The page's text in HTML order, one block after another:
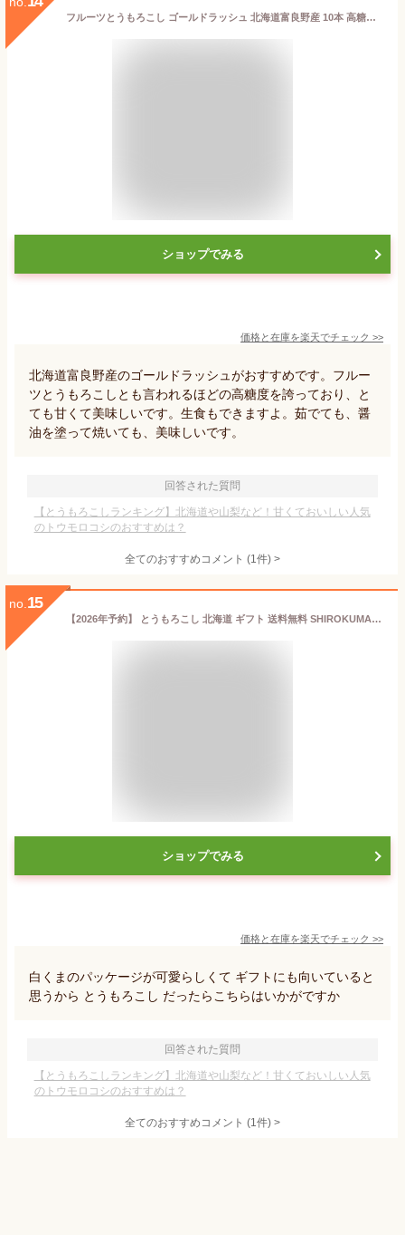
フルーツとうもろこし ゴールドラッシュ 北海道富良野産 10本 高糖度 生食可 送料無料
ショップでみる
価格と在庫を楽天でチェック >>
北海道富良野産のゴールドラッシュがおすすめです。フルー
ツとうもろこしとも言われるほどの高糖度を誇っており、と
ても甘くて美味しいです。生食もできますよ。茹でても、醤
油を塗って焼いても、美味しいです。
回答された質問
【とうもろこしランキング】北海道や山梨など！甘くておいしい人気
のトウモロコシのおすすめは？
全てのおすすめコメント (1件) >
no. 15
【2026年予約】 とうもろこし 北海道 ギフト 送料無料 SHIROKUMA SWEET 北海道産 イエローコーン＆ホワイトコーン (6本入・10本入) / トウモロコシ とうきび 白いとうもろこし 食べ比べ ピュアホワイト ホワイトショコラ ホワイトコーン 白い 白 黄 シロクマ 夏 旬 tp3
ショップでみる
価格と在庫を楽天でチェック >>
白くまのパッケージが可愛らしくて ギフトにも向いていると
思うから とうもろこし だったらこちらはいかがですか
回答された質問
【とうもろこしランキング】北海道や山梨など！甘くておいしい人気
のトウモロコシのおすすめは？
全てのおすすめコメント (1件) >